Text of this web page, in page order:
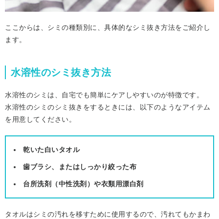
ここからは、シミの種類別に、具体的なシミ抜き方法をご紹介し
ます。
水溶性のシミ抜き方法
水溶性のシミは、自宅でも簡単にケアしやすいのが特徴です。
水溶性のシミのシミ抜きをするときには、以下のようなアイテム
を用意してください。
乾いた白いタオル
歯ブラシ、またはしっかり絞った布
台所洗剤（中性洗剤）や衣類用漂白剤
タオルはシミの汚れを移すために使用するので、汚れてもかまわ